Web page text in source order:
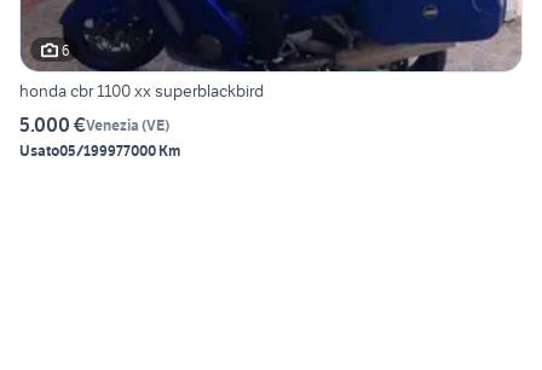
6
honda cbr 1100 xx superblackbird
5.000 €Venezia (VE)
Usato05/199977000 Km